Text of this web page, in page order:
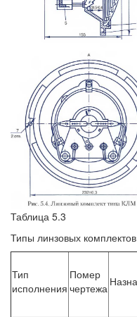
Таблица 5.3
Типы линзовых комплектов
Тип
исполнения
Помер
чертежа